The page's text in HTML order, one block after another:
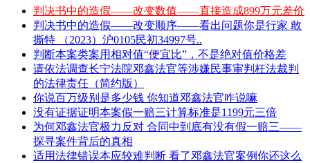
判决书中的造假——改变数值——直接造成899万元差价
判决书中的造假——改变顺序——看出问题你是行家 敢
撕特 （2023）沪0105民初34997号..
判断本案类案用相对值“便宜比”，不是绝对值价格差
请依法调查长宁法院邓鑫法官等涉嫌民事审判枉法裁判
的法律责任（简约版）
你说百万级别是多少钱 你知道邓鑫法官咋说嘛
没有证据证明本案假一赔三计算标准是1199元三倍
为何邓鑫法官极力反对 合同中到底有没有假一赔三——
探寻案件背后的真相
适用法律错误本应较难判断 看了邓鑫法官案例你还这么